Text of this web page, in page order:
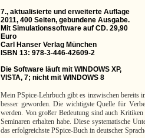
7., aktualisierte und erweiterte Auflage
2011, 400 Seiten, gebundene Ausgabe.
Mit Simulationssoftware auf CD. 29,90
Euro
Carl Hanser Verlag München
ISBN 13: 978-3-446-42609-2
Die Software läuft mit WINDOWS XP,
VISTA, 7; nicht mit WINDOWS 8
Mein PSpice-Lehrbuch gibt es inzwischen bereits
besser geworden. Die wichtigste Quelle für
werden. Von großer Bedeutung sind auch
Seminaren erhalten habe. Diese systematische
das erfolgreichste PSpice-Buch in deutscher